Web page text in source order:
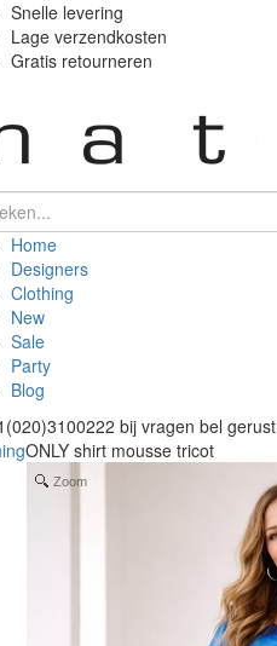
Snelle levering
Lage verzendkosten
Gratis retourneren
Home
Designers
Clothing
New
Sale
Party
Blog
bij vragen bel gerust
ONLY shirt mousse tricot
Zoom